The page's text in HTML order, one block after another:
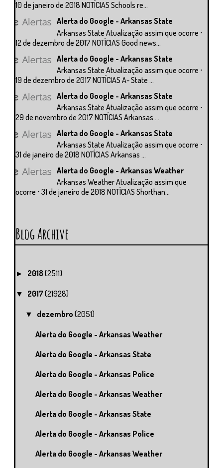
10 de janeiro de 2018 NOTÍCIAS Schools re...
Alerta do Google - Arkansas State
Arkansas State Atualização assim que ocorre ⋅
12 de dezembro de 2017 NOTÍCIAS Good news...
Alerta do Google - Arkansas State
Arkansas State Atualização assim que ocorre ⋅
19 de dezembro de 2017 NOTÍCIAS A- State ...
Alerta do Google - Arkansas State
Arkansas State Atualização assim que ocorre ⋅
29 de novembro de 2017 NOTÍCIAS Arkansas ...
Alerta do Google - Arkansas State
Arkansas State Atualização assim que ocorre ⋅
31 de janeiro de 2018 NOTÍCIAS Arkansas ...
Alerta do Google - Arkansas Weather
Arkansas Weather Atualização assim que
ocorre ⋅ 31 de janeiro de 2018 NOTÍCIAS Shorthan...
Blog Archive
► 2018 (2511)
▼ 2017 (21928)
▼ dezembro(2051)
Alerta do Google - Arkansas Weather
Alerta do Google - Arkansas State
Alerta do Google - Arkansas Police
Alerta do Google - Arkansas Weather
Alerta do Google - Arkansas State
Alerta do Google - Arkansas Police
Alerta do Google - Arkansas Weather